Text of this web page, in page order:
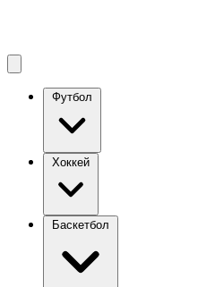
Футбол
Хоккей
Баскетбол